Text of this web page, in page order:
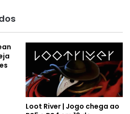
Loot River | Jogo chega ao